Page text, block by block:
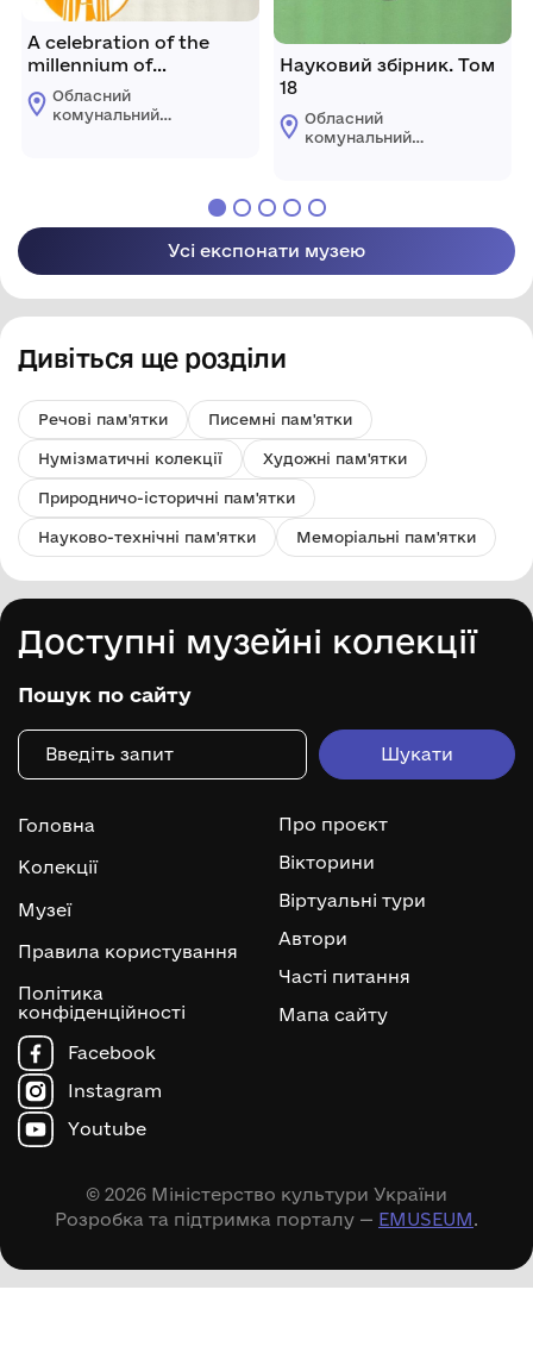
A celebration of the
millennium of
christianity in Ukraine
Обласний
комунальний
Науковий збірник. Том
18
Обласний
комунальний
Гнатюка
Усі експонати музею
Дивіться ще розділи
Речові пам'ятки Писемні пам'ятки
Нумізматичні колекції Художні пам'ятки
Природничо-історичні пам'ятки
Науково-технічні пам'ятки Меморіальні пам'ятки
Доступні музейні колекції
Пошук по сайту
Головна
Колекції
Музеї
Правила користування
Політика
конфіденційності
Про проєкт
Вікторини
Віртуальні тури
Автори
Часті питання
Мапа сайту
Facebook
Instagram
Youtube
© 2026 Міністерство культури України
Розробка та підтримка порталу — EMUSEUM.